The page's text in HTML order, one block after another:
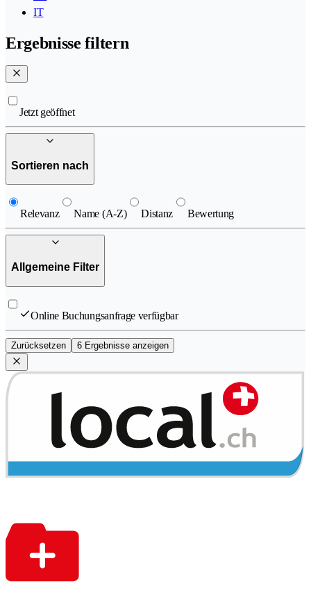
IT
Ergebnisse filtern
Jetzt geöffnet
Sortieren nach
Relevanz Name (A-Z) Distanz Bewertung
Allgemeine Filter
Online Buchungsanfrage verfügbar
Zurücksetzen 6 Ergebnisse anzeigen